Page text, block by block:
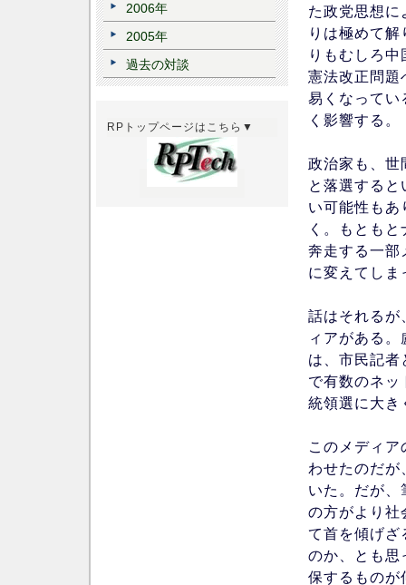
た政党思想に
りは極めて
りもむしろ
憲法改正問題
易くなってい
く影響する。
政治家も、世
と落選する
い可能性もあ
く。もとも
奔走する一部
に変えてしま
話はそれるが
ィアがある
は、市民記者
で有数のネッ
統領選に大き
このメディ
わせたのだが
いた。だが、
の方がより社
て首を傾げざ
のか、とも思
保するものが
2006年
2005年
過去の対談
RPトップページはこちら▼